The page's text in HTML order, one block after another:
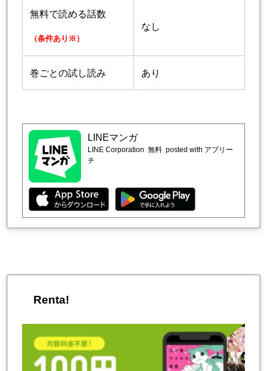
無料で読める話数
（条件あり※）
なし
巻ごとの試し読み あり
LINEマンガ
LINE Corporation 無料 posted with アプリー
チ
Renta!